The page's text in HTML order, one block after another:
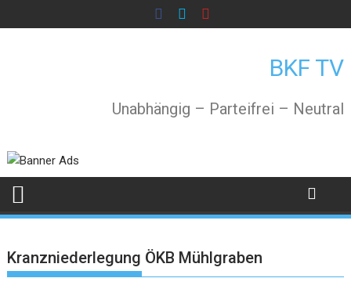
to
BKF TV
Unabhängig – Parteifrei – Neutral
Kranzniederlegung ÖKB Mühlgraben